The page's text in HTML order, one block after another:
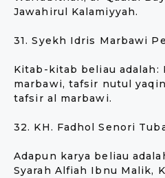
Jawahirul Kalamiyyah.
31. Syekh Idris Marbawi
Kitab-kitab beliau adalah:
marbawi, tafsir nutul
tafsir al marbawi.
32. KH. Fadhol Senori
Adapun karya beliau
Syarah Alfiah Ibnu Malik,